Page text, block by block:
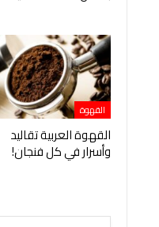
القهوة
القهوة العربية تقاليد
وأسرار في كل فنجان!